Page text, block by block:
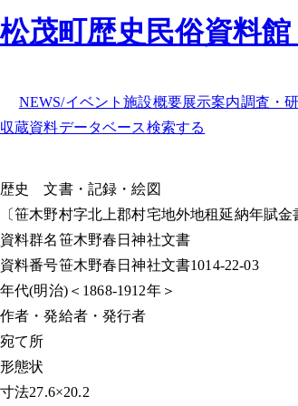
松茂町歴史民俗資料
NEWS/イベント施設概要展示案内調査・
収蔵資料データベース検索する
歴史
文書・記録・絵図
〔笹木野村字北上郡村宅地外地租延納年賦金
資料群名笹木野春日神社文書
資料番号笹木野春日神社文書1014-22-03
年代(明治)＜1868-1912年＞
作者・発給者・発行者
宛て所
形態状
寸法27.6×20.2